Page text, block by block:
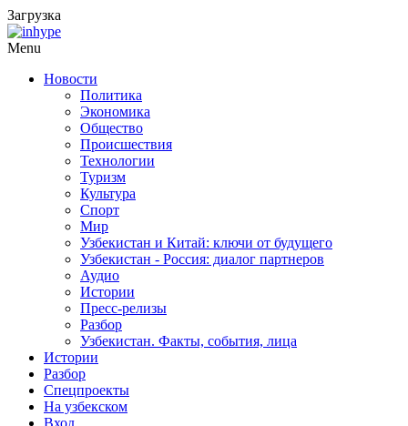
Загрузка
Menu
Новости
Политика
Экономика
Общество
Происшествия
Технологии
Туризм
Культура
Спорт
Мир
Узбекистан и Китай: ключи от будущего
Узбекистан - Россия: диалог партнеров
Аудио
Истории
Пресс-релизы
Разбор
Узбекистан. Факты, события, лица
Истории
Разбор
Спецпроекты
На узбекском
Вход